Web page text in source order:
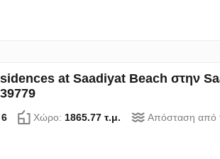
at Saadiyat Beach στην
6 Χώρο: 1865.77 τ.μ. Απόσταση από